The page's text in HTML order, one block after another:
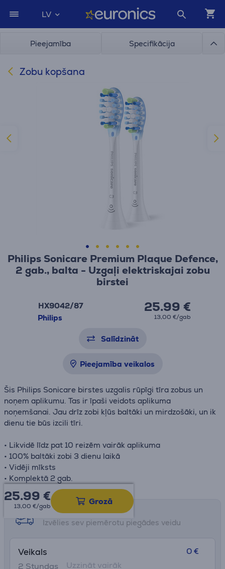
LV
Pieejamība Specifikācija
Zobu kopšana
Philips Sonicare Premium Plaque Defence,
2 gab., balta - Uzgaļi elektriskajai zobu
birstei
HX9042/87
Philips
25.99 €
13,00 €/gab
Salīdzināt
Pieejamība veikalos
Šis Philips Sonicare birstes uzgalis rūpīgi tīra zobus un
noņem aplikumu. Tas ir īpaši veidots aplikuma
noņemšanai. Jau drīz zobi kļūs baltāki un mirdzošāki, un ik
dienu tie būs izcili tīri.
• Likvidē līdz pat 10 reizēm vairāk aplikuma
• 100% baltāki zobi 3 dienu laikā
• Vidēji mīksts
• Komplektā 2 gab.
25.99 €
13,00 €/gab Grozā
Saņemšanas iespējas
Izvēlies sev piemērotu piegādes veidu
Veikals
2 Stundas
0 €
Uzzināt vairāk